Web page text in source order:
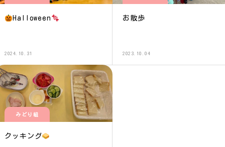
Halloween
2024.10.31
お散歩
2023.10.04
みどり組
クッキング